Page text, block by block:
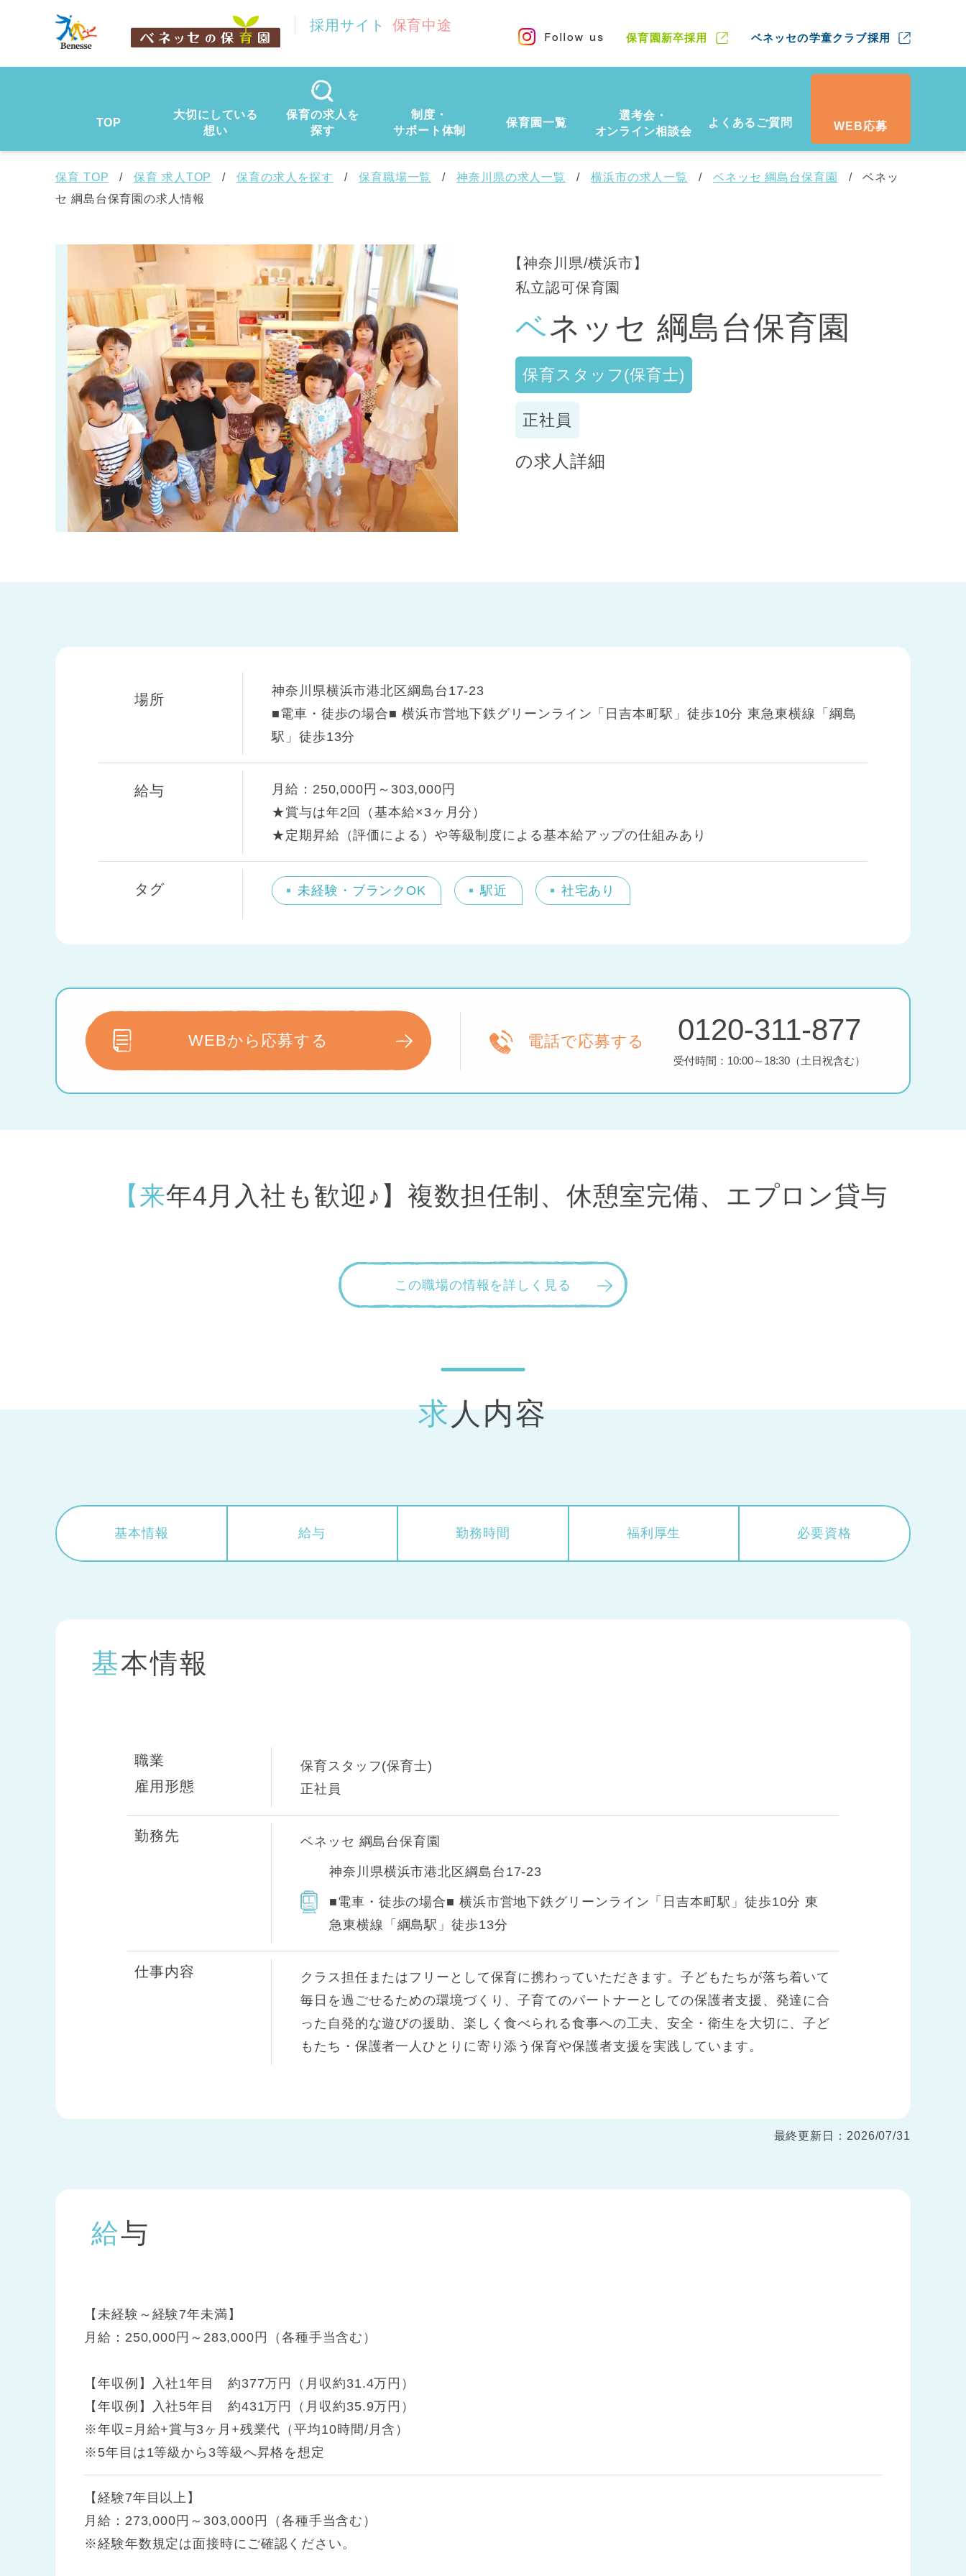
採用サイト 保育中途
保育園新卒採用 ベネッセの学童クラブ採用
TOP
大切にしている
想い
保育の求人を
探す
制度・
サポート体制
保育園一覧
選考会・
オンライン相談会
よくあるご質問 WEB応募
保育 TOP 保育 求人TOP 保育の求人を探す 保育職場一覧 神奈川県の求人一覧 横浜市の求人一覧 ベネッセ 綱島台保育園
ベネッ
セ 綱島台保育園の求人情報
【神奈川県/横浜市】
私立認可保育園
ベネッセ 綱島台保育園
保育スタッフ(保育士)
正社員
の求人詳細
場所
神奈川県横浜市港北区綱島台17-23
■電車・徒歩の場合■ 横浜市営地下鉄グリーンライン「日吉本町駅」徒歩10分 東急東横線「綱島
駅」徒歩13分
給与
月給：250,000円～303,000円
★賞与は年2回（基本給×3ヶ月分）
★定期昇給（評価による）や等級制度による基本給アップの仕組みあり
タグ 未経験・ブランクOK 駅近 社宅あり
WEBから応募する 電話で応募する 0120-311-877
受付時間：10:00～18:30（土日祝含む）
【来年4月入社も歓迎♪】複数担任制、休憩室完備、エプロン貸与
この職場の情報を詳しく見る
求人内容
基本情報 給与 勤務時間 福利厚生 必要資格
基本情報
職業
雇用形態
保育スタッフ(保育士)
正社員
勤務先 ベネッセ 綱島台保育園
神奈川県横浜市港北区綱島台17-23
■電車・徒歩の場合■ 横浜市営地下鉄グリーンライン「日吉本町駅」徒歩10分 東
急東横線「綱島駅」徒歩13分
仕事内容
クラス担任またはフリーとして保育に携わっていただきます。子どもたちが落ち着いて
毎日を過ごせるための環境づくり、子育てのパートナーとしての保護者支援、発達に合
った自発的な遊びの援助、楽しく食べられる食事への工夫、安全・衛生を大切に、子ど
もたち・保護者一人ひとりに寄り添う保育や保護者支援を実践しています。
最終更新日：2026/07/31
給与
【未経験～経験7年未満】
月給：250,000円～283,000円（各種手当含む）
【年収例】入社1年目 約377万円（月収約31.4万円）
【年収例】入社5年目 約431万円（月収約35.9万円）
※年収=月給+賞与3ヶ月+残業代（平均10時間/月含）
※5年目は1等級から3等級へ昇格を想定
【経験7年目以上】
月給：273,000円～303,000円（各種手当含む）
※経験年数規定は面接時にご確認ください。